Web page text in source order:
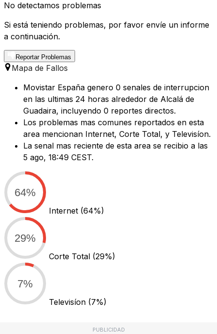
No detectamos problemas
Si está teniendo problemas, por favor envíe un informe
a continuación.
Reportar Problemas
Mapa de Fallos
Movistar España genero 0 senales de interrupcion
en las ultimas 24 horas alrededor de Alcalá de
Guadaira, incluyendo 0 reportes directos.
Los problemas mas comunes reportados en esta
area mencionan Internet, Corte Total, y Televisíon.
La senal mas reciente de esta area se recibio a las
5 ago, 18:49 CEST.
64%
Internet (64%)
29%
Corte Total (29%)
7%
Televisíon (7%)
PUBLICIDAD